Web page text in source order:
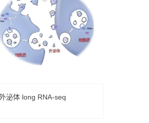
泌体 long RNA-seq